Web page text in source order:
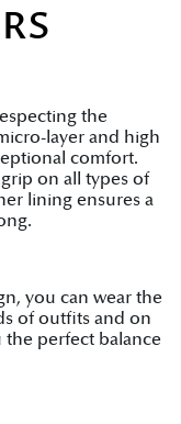
the
layer and high
comfort.
on all types of
lining ensures a
you can wear the
of outfits and on
the perfect balance